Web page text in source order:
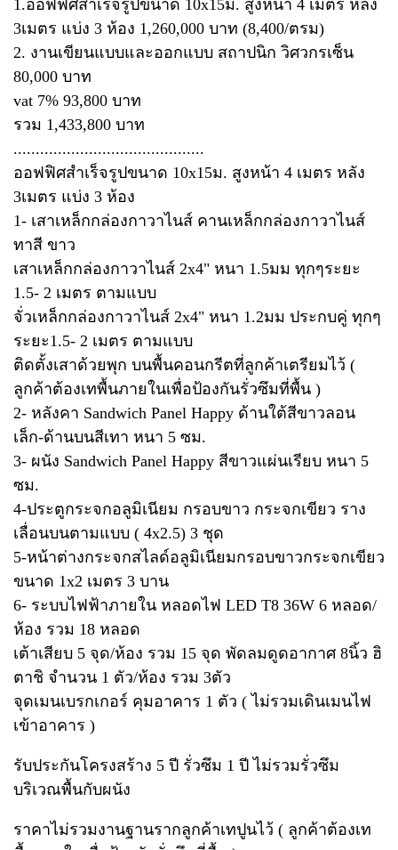
1.ออฟฟิศสำเร็จรูปขนาด 10x15ม. สูงหน้า 4 เมตร หลัง
3เมตร แบ่ง 3 ห้อง 1,260,000 บาท (8,400/ตรม)
2. งานเขียนแบบและออกแบบ สถาปนิก วิศวกรเซ็น
80,000 บาท
vat 7% 93,800 บาท
รวม 1,433,800 บาท
...........................................
ออฟฟิศสำเร็จรูปขนาด 10x15ม. สูงหน้า 4 เมตร หลัง
3เมตร แบ่ง 3 ห้อง
1- เสาเหล็กกล่องกาวาไนส์ คานเหล็กกล่องกาวาไนส์
ทาสี ขาว
เสาเหล็กกล่องกาวาไนส์ 2x4" หนา 1.5มม ทุกๆระยะ
1.5- 2 เมตร ตามแบบ
จั่วเหล็กกล่องกาวาไนส์ 2x4" หนา 1.2มม ประกบคู่ ทุกๆ
ระยะ1.5- 2 เมตร ตามแบบ
ติดตั้งเสาด้วยพุก บนพื้นคอนกรีตที่ลูกค้าเตรียมไว้ (
ลูกค้าต้องเทพื้นภายในเพื่อป้องกันรั่วซึมที่พื้น )
2- หลังคา Sandwich Panel Happy ด้านใต้สีขาวลอน
เล็ก-ด้านบนสีเทา หนา 5 ซม.
3- ผนัง Sandwich Panel Happy สีขาวแผ่นเรียบ หนา 5
ซม.
4-ประตูกระจกอลูมิเนียม กรอบขาว กระจกเขียว ราง
เลื่อนบนตามแบบ ( 4x2.5) 3 ชุด
5-หน้าต่างกระจกสไลด์อลูมิเนียมกรอบขาวกระจกเขียว
ขนาด 1x2 เมตร 3 บาน
6- ระบบไฟฟ้าภายใน หลอดไฟ LED T8 36W 6 หลอด/
ห้อง รวม 18 หลอด
เต้าเสียบ 5 จุด/ห้อง รวม 15 จุด พัดลมดูดอากาศ 8นิ้ว ฮิ
ตาชิ จำนวน 1 ตัว/ห้อง รวม 3ตัว
จุดเมนเบรกเกอร์ คุมอาคาร 1 ตัว ( ไม่รวมเดินเมนไฟ
เข้าอาคาร )
รับประกันโครงสร้าง 5 ปี รั่วซึม 1 ปี ไม่รวมรั่วซึม
บริเวณพื้นกับผนัง
ราคาไม่รวมงานฐานรากลูกค้าเทปูนไว้ ( ลูกค้าต้องเท